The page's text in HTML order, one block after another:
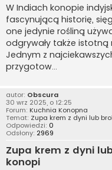
W Indiach konopie
fascynującą historię,
one jedynie rośliną
odgrywały także istotną
Jednym z
przygotow...
autor: Obscura
30 wrz 2025, o 12:25
Forum: Kuchnia Konopna
Temat: Zupa krem z dyni lub
Odpowiedzi: 0
Odsłony: 2969
Zupa krem z dyni
konopi